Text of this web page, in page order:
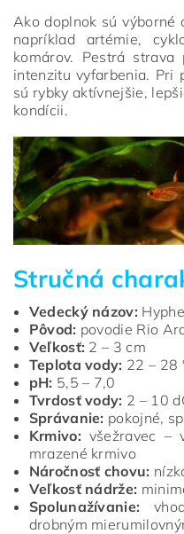
Ako doplnok sú výborné
napríklad artémie,
komárov. Pestrá
intenzitu vyfarbenia. Pri
sú rybky aktívnejšie,
kondícii.
Stručná
Vedecký názov:
Pôvod: povodie Rio
Veľkosť: 2 – 3 cm
Teplota vody: 22 – 28
pH: 5,5 – 7,0
Tvrdosť vody: 2 – 10
Správanie: pokojné,
Krmivo: všežravec –
mrazené krmivo
Náročnosť chovu:
Veľkosť nádrže:
Spolunažívanie:
drobným